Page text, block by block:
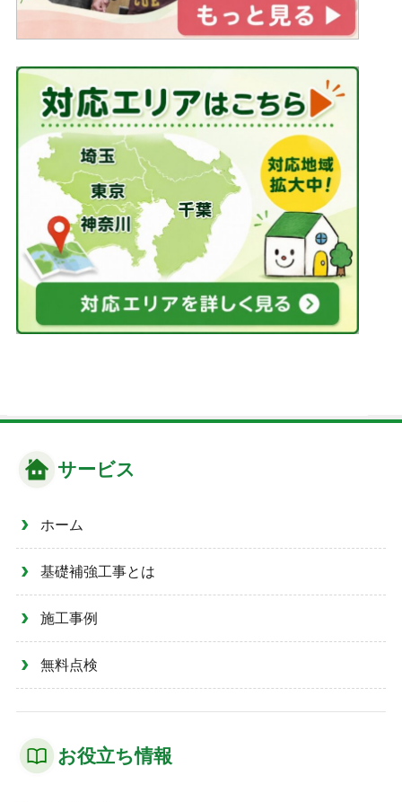
サービス
ホーム
基礎補強工事とは
施工事例
無料点検
お役立ち情報